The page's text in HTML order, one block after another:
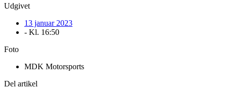
Udgivet
13 januar 2023
- Kl. 16:50
Foto
MDK Motorsports
Del artikel